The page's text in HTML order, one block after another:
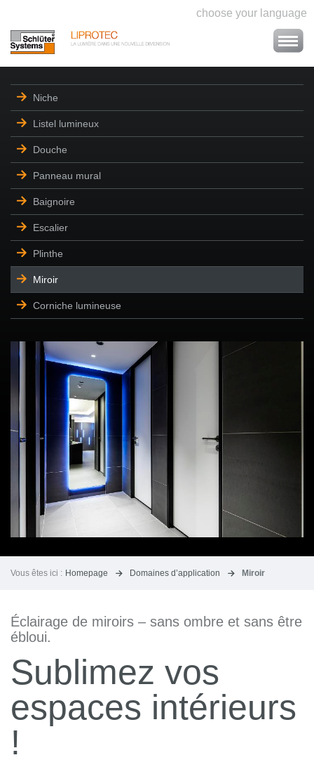
choose your language
Niche
Listel lumineux
Douche
Panneau mural
Baignoire
Escalier
Plinthe
Miroir
Corniche lumineuse
Vous êtes ici : Homepage Domaines d’application Miroir
Éclairage de miroirs – sans ombre et sans être
ébloui.
Sublimez vos
espaces intérieurs
!